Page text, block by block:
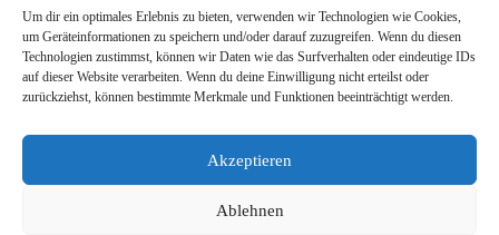
Um dir ein optimales Erlebnis zu bieten, verwenden wir Technologien wie Cookies,
um Geräteinformationen zu speichern und/oder darauf zuzugreifen. Wenn du diesen
Technologien zustimmst, können wir Daten wie das Surfverhalten oder eindeutige IDs
auf dieser Website verarbeiten. Wenn du deine Einwilligung nicht erteilst oder
zurückziehst, können bestimmte Merkmale und Funktionen beeinträchtigt werden.
Akzeptieren
Ablehnen
Die Kerzenwerkstatt, Uwe Henningsen | Tollgaard 1 | 24395 Ohrfeldhaff |